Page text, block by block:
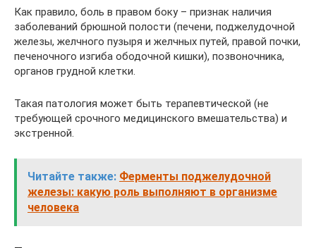
Как правило, боль в правом боку – признак наличия
заболеваний брюшной полости (печени, поджелудочной
железы, желчного пузыря и желчных путей, правой почки,
печеночного изгиба ободочной кишки), позвоночника,
органов грудной клетки.
Такая патология может быть терапевтической (не
требующей срочного медицинского вмешательства) и
экстренной.
Читайте также: Ферменты поджелудочной
железы: какую роль выполняют в организме
человека